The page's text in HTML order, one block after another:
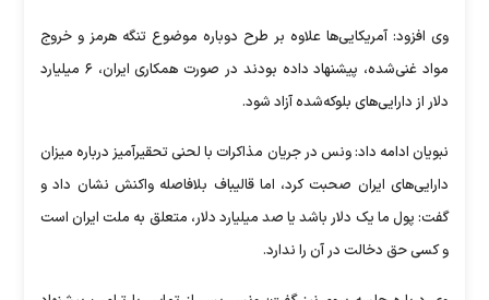
وی افزود: آمریکایی‌ها علاوه بر طرح دوباره موضوع تنگه هرمز و خروج
مواد غنی‌شده، پیشنهاد داده بودند در صورت همکاری ایران، ۶ میلیارد
دلار از دارایی‌های بلوکه‌شده آزاد شود.
نبویان ادامه داد: ونس در جریان مذاکرات با لحنی تحقیرآمیز درباره میزان
دارایی‌های ایران صحبت کرد، اما قالیباف بلافاصله واکنش نشان داد و
گفت: پول ما یک دلار باشد یا صد میلیارد دلار، متعلق به ملت ایران است
و کسی حق دخالت در آن را ندارد.